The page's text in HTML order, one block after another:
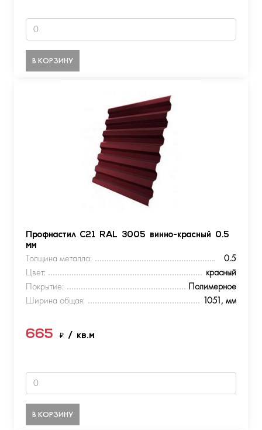
В КОРЗИНУ
Профнастил С21 RAL 3005 винно-красный 0.5
мм
Толщина металла:
0.5
Цвет:
красный
Покрытие:
Полимерное
Ширина общая:
1051, мм
665 ₽ / кв.м
В КОРЗИНУ